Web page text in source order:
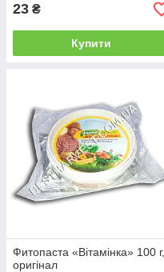
23 ₴
Купити
Фитопаста «Вітамінка» 100 г,
оригінал